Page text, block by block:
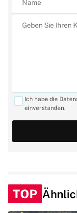
Ich habe die
einverstanden.
TOP